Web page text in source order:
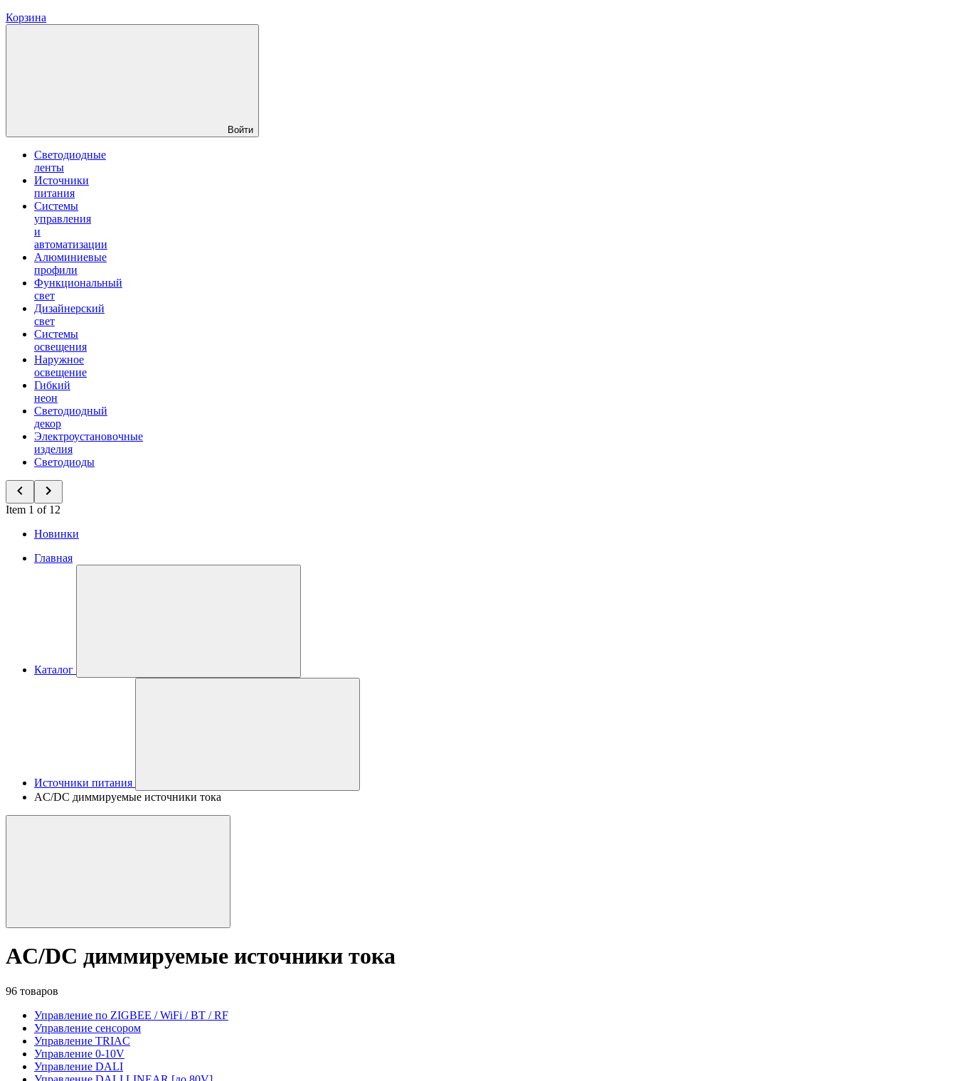
Корзина
Войти
Светодиодные
ленты
Источники
питания
Системы
управления
и
автоматизации
Алюминиевые
профили
Функциональный
свет
Дизайнерский
свет
Системы
освещения
Наружное
освещение
Гибкий
неон
Светодиодный
декор
Электроустановочные
изделия
Светодиоды
Item 1 of 12
Новинки
Главная
Каталог
Источники питания
AC/DC диммируемые источники тока
AC/DC диммируемые источники тока
96 товаров
Управление по ZIGBEE / WiFi / BT / RF
Управление сенсором
Управление TRIAC
Управление 0-10V
Управление DALI